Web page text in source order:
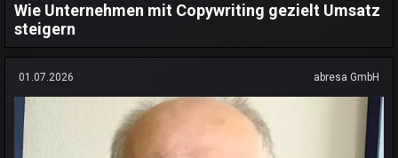
Wie Unternehmen mit Copywriting gezielt Umsatz
steigern
01.07.2026 abresa GmbH